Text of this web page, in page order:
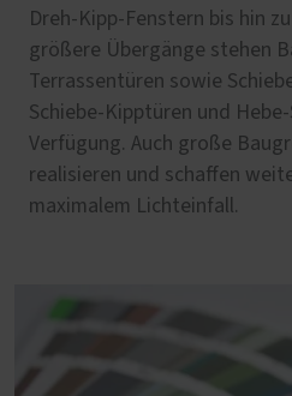
Dreh‑Kipp‑Fenstern bis hin
größere Übergänge stehen
Terrassentüren sowie
Schiebe-Kipptüren und
Verfügung. Auch große
realisieren und schaffen
maximalem Lichteinfall.